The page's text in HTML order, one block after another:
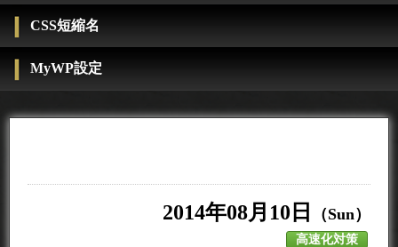
CSS短縮名
MyWP設定
2014年08月10日 （Sun）
高速化対策